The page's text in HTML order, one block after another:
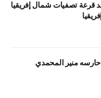
تصفيات شمال إفريقيا
منير المحمدي